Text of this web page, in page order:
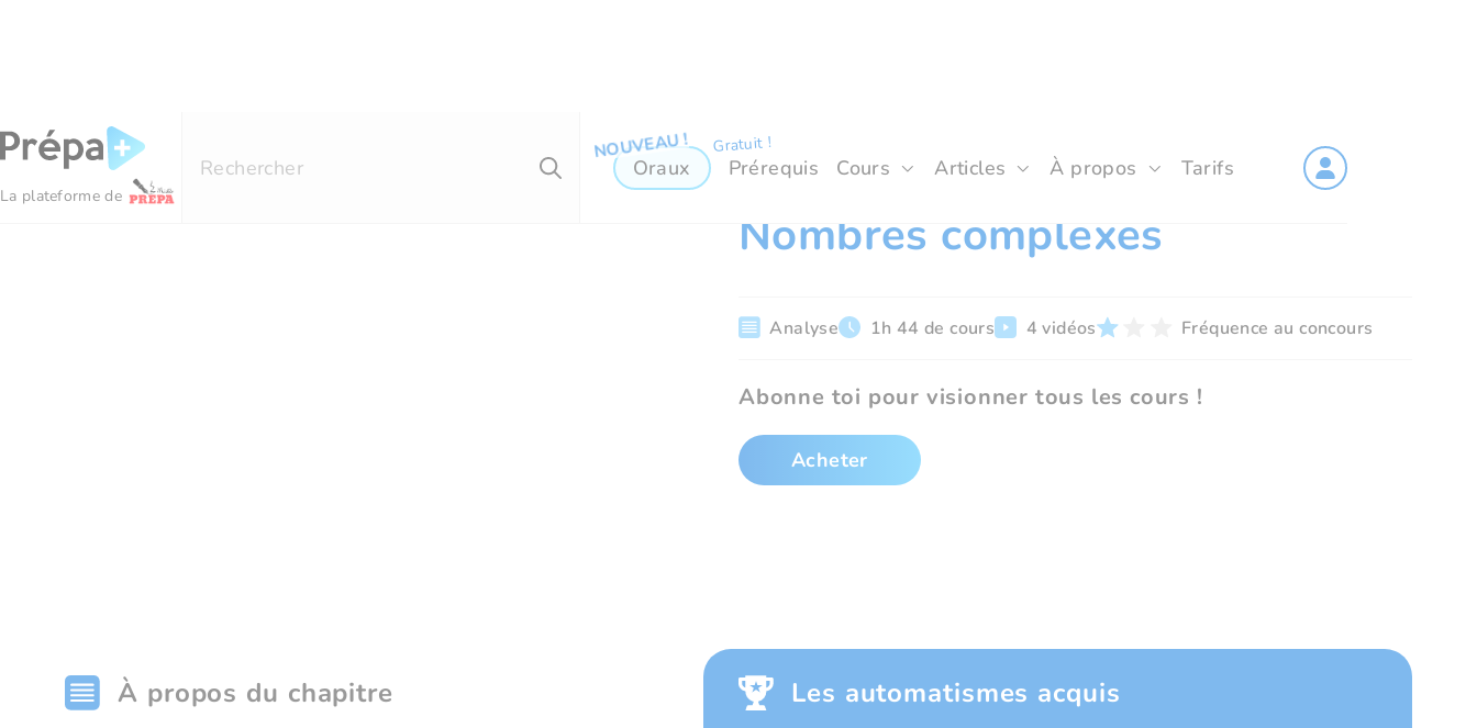
La plateforme de
Rechercher Oraux Prérequis Cours Articles À propos Tarifs
Nombres complexes
Analyse 1h 44 de cours 4 vidéos Fréquence au concours
Abonne toi pour visionner tous les cours !
Acheter
À propos du chapitre Les automatismes acquis